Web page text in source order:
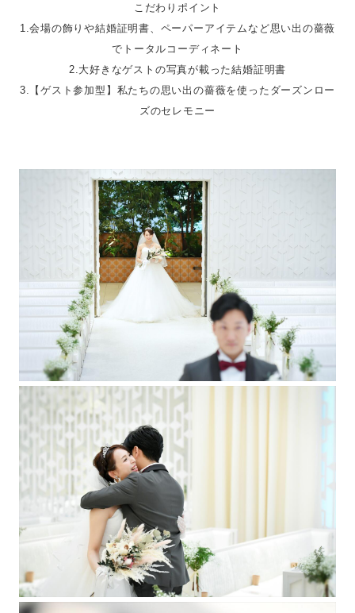
こだわりポイント
1.会場の飾りや結婚証明書、ペーパーアイテムなど思い出の薔薇
でトータルコーディネート
2.大好きなゲストの写真が載った結婚証明書
3.【ゲスト参加型】私たちの思い出の薔薇を使ったダーズンロー
ズのセレモニー